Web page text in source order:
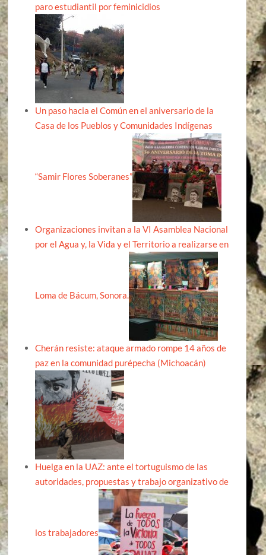
paro estudiantil por feminicidios
Un paso hacia el Común en el aniversario de la
Casa de los Pueblos y Comunidades Indígenas
“Samir Flores Soberanes”
Organizaciones invitan a la VI Asamblea Nacional
por el Agua y, la Vida y el Territorio a realizarse en
Loma de Bácum, Sonora.
Cherán resiste: ataque armado rompe 14 años de
paz en la comunidad purépecha (Michoacán)
Huelga en la UAZ: ante el tortuguismo de las
autoridades, propuestas y trabajo organizativo de
los trabajadores